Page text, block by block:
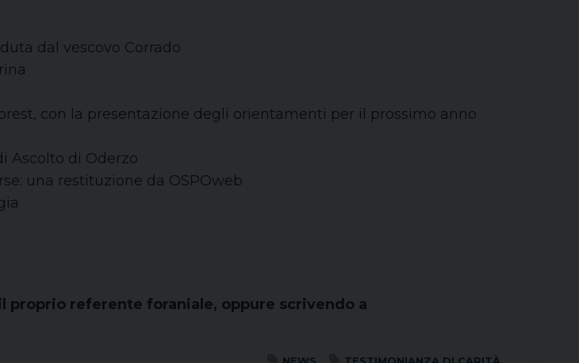
dal vescovo Corrado
con la presentazione degli orientamenti per il prossimo anno
Ascolto di Oderzo
una restituzione da OSPOweb
referente foraniale, oppure scrivendo a